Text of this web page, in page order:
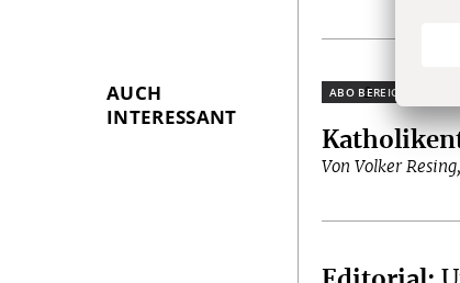
AUCH
INTERESSANT
Plus
Von Volker